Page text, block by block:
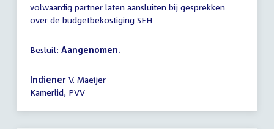
volwaardig partner laten aansluiten bij gesprekken
over de budgetbekostiging SEH
Besluit: Aangenomen.
Indiener V. Maeijer
Kamerlid, PVV